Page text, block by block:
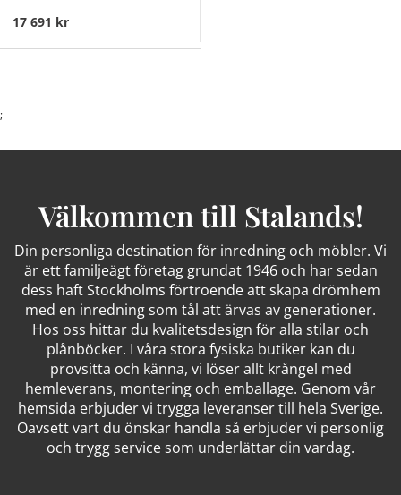
17 691 kr
;
Välkommen till Stalands!
Din personliga destination för inredning och möbler. Vi
är ett familjeägt företag grundat 1946 och har sedan
dess haft Stockholms förtroende att skapa drömhem
med en inredning som tål att ärvas av generationer.
Hos oss hittar du kvalitetsdesign för alla stilar och
plånböcker. I våra stora fysiska butiker kan du
provsitta och känna, vi löser allt krångel med
hemleverans, montering och emballage. Genom vår
hemsida erbjuder vi trygga leveranser till hela Sverige.
Oavsett vart du önskar handla så erbjuder vi personlig
och trygg service som underlättar din vardag.